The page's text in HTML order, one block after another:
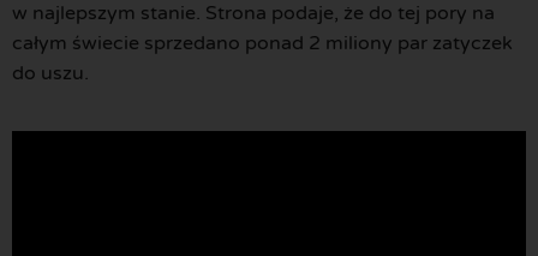
w najlepszym stanie. Strona podaje, że do tej pory na
całym świecie sprzedano ponad 2 miliony par zatyczek
do uszu.